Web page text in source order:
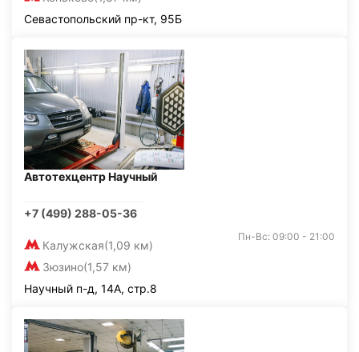
Севастопольский пр-кт, 95Б
Автотехцентр Научный
+7 (499) 288-05-36
Калужская(1,09 км)
Зюзино(1,57 км)
Пн-Вс: 09:00 - 21:00
Научный п-д, 14А, стр.8